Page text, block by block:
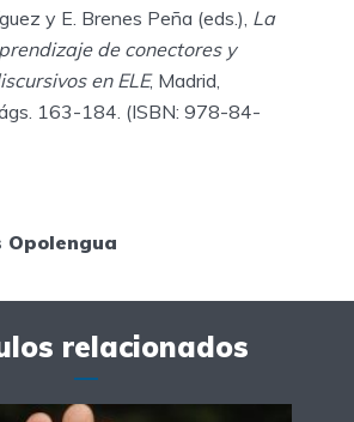
y E. Brenes Peña (eds.), La
de conectores y
en ELE, Madrid,
163-184. (ISBN: 978-84-
Opolengua
relacionados